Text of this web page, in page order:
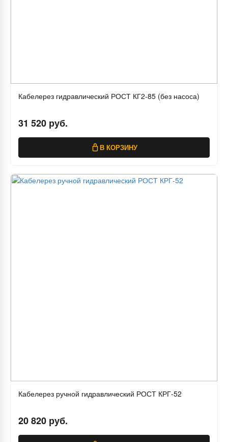
Кабелерез гидравлический РОСТ КГ2-85 (без насоса)
31 520 руб.
В КОРЗИНУ
Кабелерез ручной гидравлический РОСТ КРГ-52
20 820 руб.